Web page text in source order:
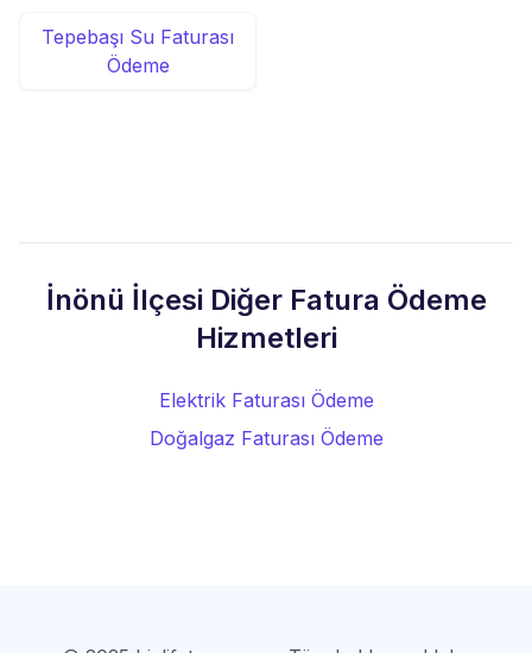
Tepebaşı Su Faturası
Ödeme
İnönü İlçesi Diğer Fatura Ödeme
Hizmetleri
Elektrik Faturası Ödeme
Doğalgaz Faturası Ödeme